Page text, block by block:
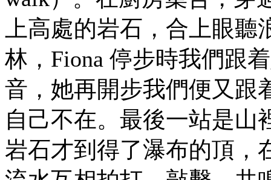
上高處的岩石，合上眼
林，Fiona 停步時我們跟
音，她再開步我們便又跟
自己不在。最後一站是山
岩石才到得了瀑布的頂，